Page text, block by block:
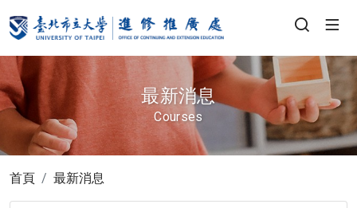
最新消息
Courses
首頁 最新消息